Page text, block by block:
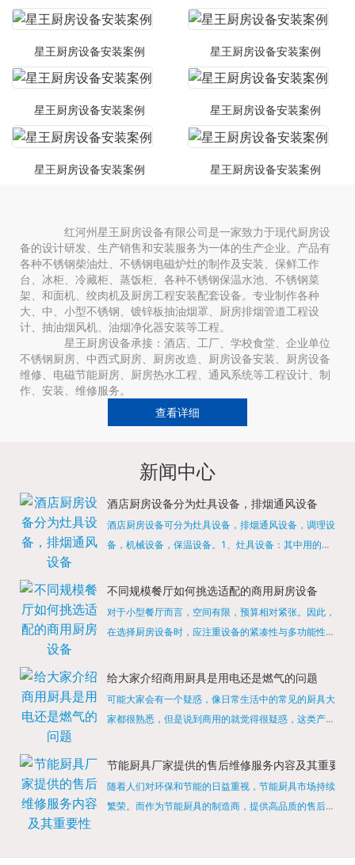
星王厨房设备安装案例 星王厨房设备安装案例
星王厨房设备安装案例 星王厨房设备安装案例
星王厨房设备安装案例 星王厨房设备安装案例
红河州星王厨房设备有限公司是一家致力于现代厨房设
备的设计研发、生产销售和安装服务为一体的生产企业。产品有
各种不锈钢柴油灶、不锈钢电磁炉灶的制作及安装、保鲜工作
台、冰柜、冷藏柜、蒸饭柜、各种不锈钢保温水池、不锈钢菜
架、和面机、绞肉机及厨房工程安装配套设备。专业制作各种
大、中、小型不锈钢、镀锌板抽油烟罩、厨房排烟管道工程设
计、抽油烟风机、油烟净化器安装等工程。
星王厨房设备承接：酒店、工厂、学校食堂、企业单位
不锈钢厨房、中西式厨房、厨房改造、厨房设备安装、厨房设备
维修、电磁节能厨房、厨房热水工程、通风系统等工程设计、制
作、安装、维修服务。
查看详细
新闻中心
酒店厨房设备分为灶具设备，排烟通风设备
酒店厨房设备可分为灶具设备，排烟通风设备，调理设
备，机械设备，保温设备。1、灶具设备：其中用的较
缺少的，经过相关检测证明的合格设备才能进行使用，
不同规模餐厅如何挑选适配的商用厨房设备
对于小型餐厅而言，空间有限，预算相对紧张。因此，
在选择厨房设备时，应注重设备的紧凑性与多功能性。
烹饪设备，既能节省空间，又能满足多样化的烹饪需
给大家介绍商用厨具是用电还是燃气的问题
可能大家会有一个疑惑，像日常生活中的常见的厨具大
家都很熟悉，但是说到商用的就觉得很疑惑，这类产品
店用的就是商用的吗?还真别说，真被大家猜对了，这
节能厨具厂家提供的售后维修服务内容及其重要性
随着人们对环保和节能的日益重视，节能厨具市场持续
繁荣。而作为节能厨具的制造商，提供高品质的售后维